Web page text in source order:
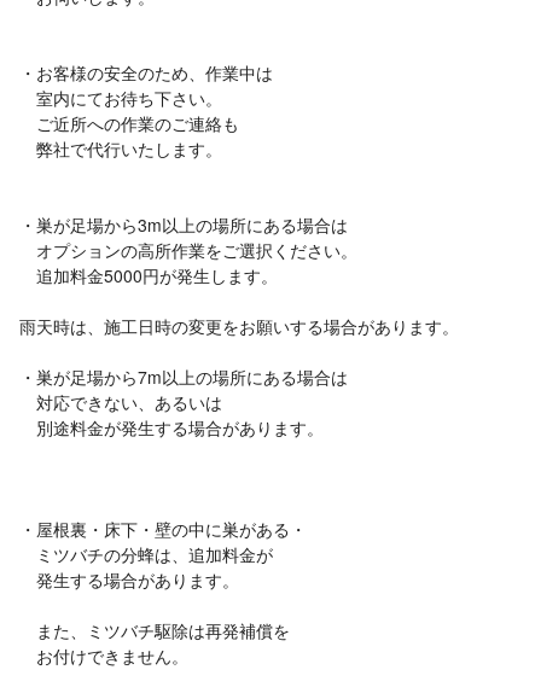
・お客様の安全のため、作業中は
室内にてお待ち下さい。
ご近所への作業のご連絡も
弊社で代行いたします。
・巣が足場から3m以上の場所にある場合は
オプションの高所作業をご選択ください。
追加料金5000円が発生します。
雨天時は、施工日時の変更をお願いする場合があります。
・巣が足場から7m以上の場所にある場合は
対応できない、あるいは
別途料金が発生する場合があります。
・屋根裏・床下・壁の中に巣がある・
ミツバチの分蜂は、追加料金が
発生する場合があります。
また、ミツバチ駆除は再発補償を
お付けできません。